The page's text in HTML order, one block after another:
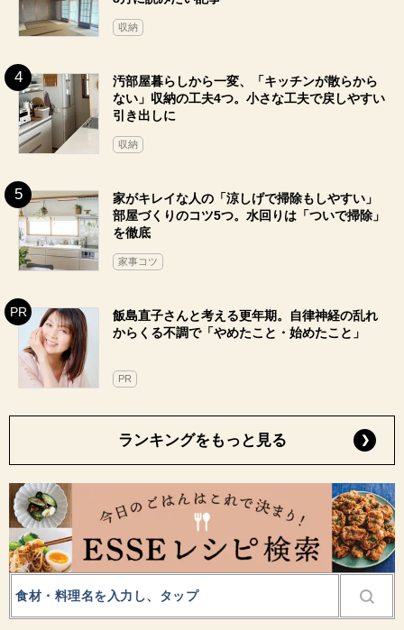
収納
汚部屋暮らしから一変、「キッチンが散らから
ない」収納の工夫4つ。小さな工夫で戻しやすい
引き出しに
収納
家がキレイな人の「涼しげで掃除もしやすい」
部屋づくりのコツ5つ。水回りは「ついで掃除」
を徹底
家事コツ
飯島直子さんと考える更年期。自律神経の乱れ
からくる不調で「やめたこと・始めたこと」
PR
ランキングをもっと見る